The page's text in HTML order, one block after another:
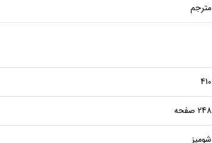
مترجم
410
248 صفحه
شومیز